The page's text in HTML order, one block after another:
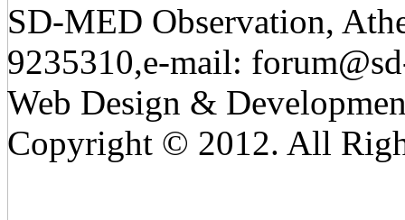
SD-MED Observation,
9235310,e-mail:
Web Design &
Copyright © 2012. All